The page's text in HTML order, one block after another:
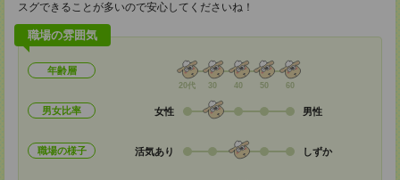
スグできることが多いので安心してくださいね！
職場の雰囲気
年齢層
20代 30 40 50 60
男女比率 女性 男性
職場の様子 活気あり しずか